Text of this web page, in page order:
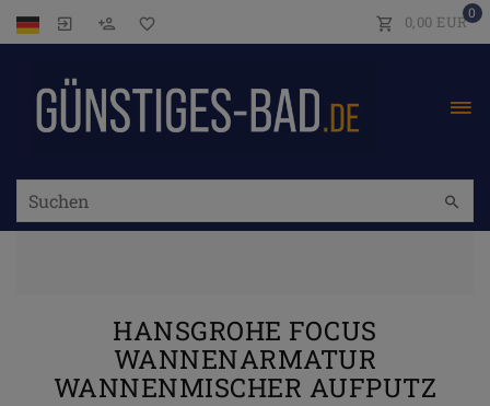
0
0,00 EUR
HANSGROHE FOCUS
WANNENARMATUR
WANNENMISCHER AUFPUTZ